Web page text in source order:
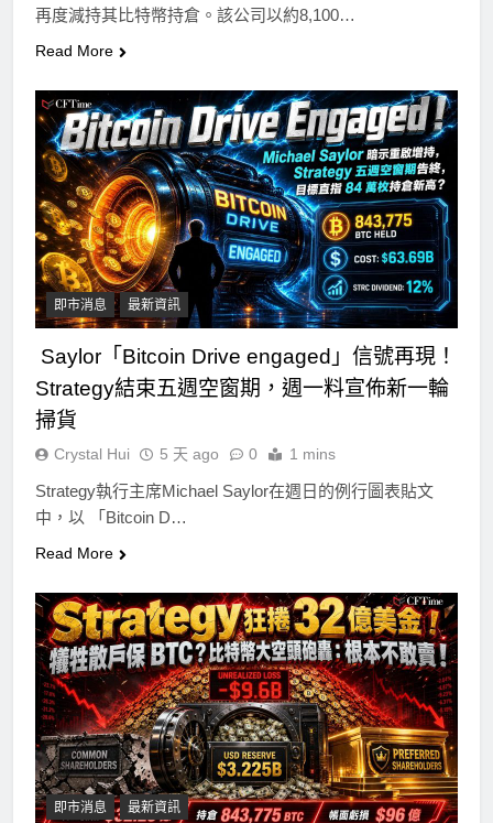
再度減持其比特幣持倉。該公司以約8,100…
Read More
即市消息 最新資訊
Saylor「Bitcoin Drive engaged」信號再現！
Strategy結束五週空窗期，週一料宣佈新一輪
掃貨
Crystal Hui 5 天 ago 0 1 mins
Strategy執行主席Michael Saylor在週日的例行圖表貼文
中，以 「Bitcoin D…
Read More
即市消息 最新資訊